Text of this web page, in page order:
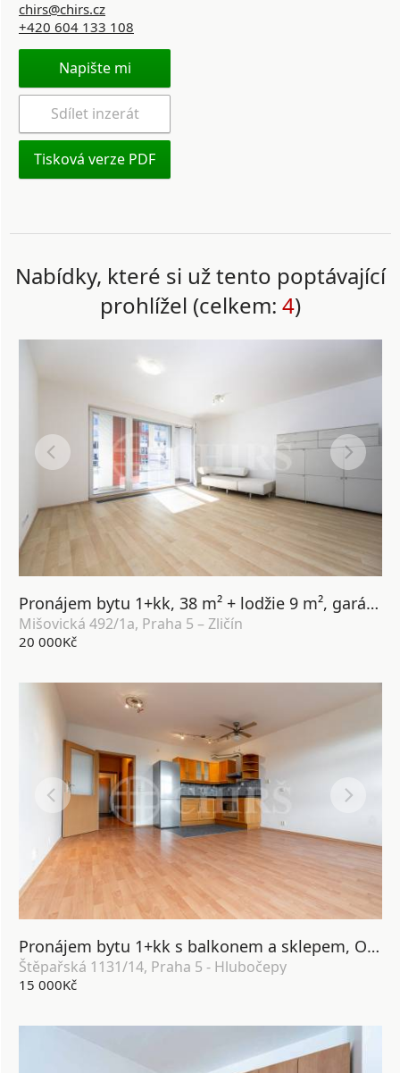
chirs@chirs.cz
+420 604 133 108
Napište mi
Sdílet inzerát
Tisková verze PDF
Nabídky, které si už tento poptávající
prohlížel (celkem: 4)
Pronájem bytu 1+kk, 38 m² + lodžie 9 m², garážové stání a sklep, ul. Mišovická 492/1a, Praha 5 – Zličín
Mišovická 492/1a, Praha 5 – Zličín
20 000Kč
Pronájem bytu 1+kk s balkonem a sklepem, OV, 43m2, ul. Štěpařská 1131/14, Praha 5 - Hlubočepy
Štěpařská 1131/14, Praha 5 - Hlubočepy
15 000Kč